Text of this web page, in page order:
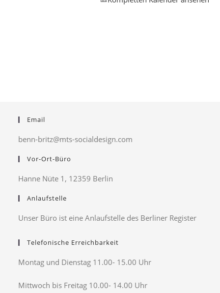
Email
benn-britz@mts-socialdesign.com
Vor-Ort-Büro
Hanne Nüte 1, 12359 Berlin
Anlaufstelle
Unser Büro ist eine Anlaufstelle des Berliner Register
Telefonische Erreichbarkeit
Montag und Dienstag 11.00- 15.00 Uhr
Mittwoch bis Freitag 10.00- 14.00 Uhr